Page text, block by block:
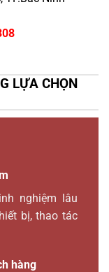
LỰA CHỌN
nghiệm lâu
bị, thao tác
hàng